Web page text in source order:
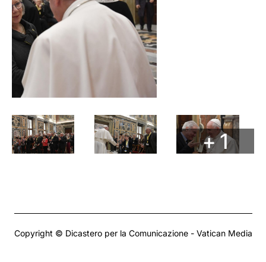
+ 1
Copyright © Dicastero per la Comunicazione - Vatican Media